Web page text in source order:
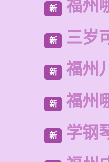
新 福州
新 三岁
新 福州
新 福州
新 学钢